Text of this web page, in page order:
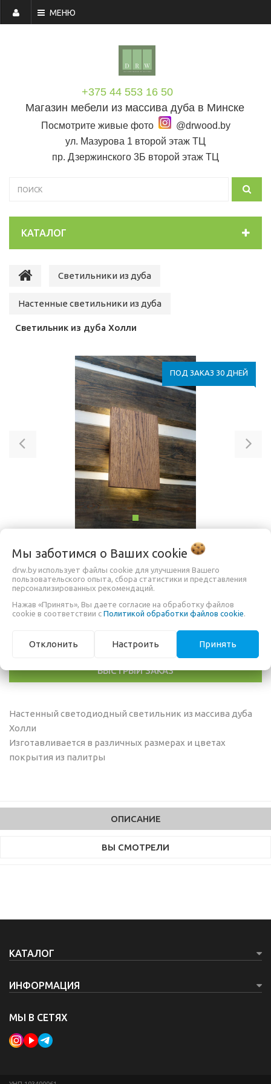
МЕНЮ
+375 44 553 16 50
Магазин мебели из массива дуба в Минске
Посмотрите живые фото
@drwood.by
ул. Мазурова 1 второй этаж ТЦ
пр. Дзержинского 3Б второй этаж ТЦ
КАТАЛОГ
Светильники из дуба
Настенные светильники из дуба
Светильник из дуба Холли
ПОД ЗАКАЗ 30 ДНЕЙ
Previous
СВЕТИЛЬНИК НАСТЕННЫЙ ИЗ
ДУБА ХОЛЛИ
БЫСТРЫЙ ЗАКАЗ
Настенный светодиодный светильник из массива дуба
Холли
Изготавливается в различных размерах и цветах
покрытия из палитры
ОПИСАНИЕ
ВЫ СМОТРЕЛИ
КАТАЛОГ
ИНФОРМАЦИЯ
МЫ В СЕТЯХ
Мы заботимся о Ваших cookie
drw.by использует файлы cookie для улучшения Вашего
пользовательского опыта, сбора статистики и представления
персонализированных рекомендаций.
Нажав «Принять», Вы даете согласие на обработку файлов
cookie в соответствии с Политикой обработки файлов cookie
Отклонить Настроить Принять